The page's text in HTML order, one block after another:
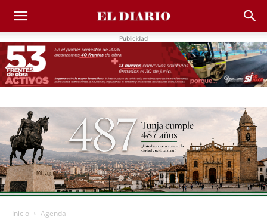
Publicidad
Inicio Agenda